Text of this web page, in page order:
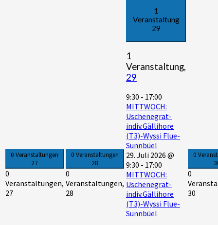
0 Veranstaltungen
27
0
Veranstaltungen,
27
0 Veranstaltungen
28
0
Veranstaltungen,
28
1
Veranstaltung
29
1
Veranstaltung,
29
9:30 - 17:00
MITTWOCH:
Uschenegrat-
indiv.Gällihore
(T3)-Wyssi Flue-
Sunnbüel
29. Juli 2026 @
9:30 - 17:00
MITTWOCH:
Uschenegrat-
indiv.Gällihore
(T3)-Wyssi Flue-
Sunnbüel
0
0
30